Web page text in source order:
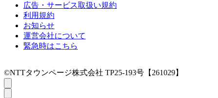
広告・サービス取扱い規約
利用規約
お知らせ
運営会社について
緊急時はこちら
©NTTタウンページ株式会社 TP25-193号【261029】